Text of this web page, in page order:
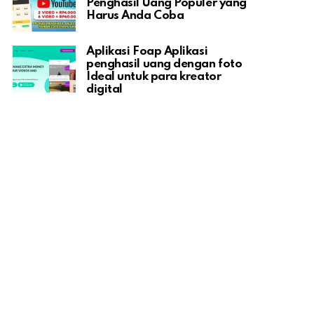
Penghasil Uang Populer yang
Harus Anda Coba
Aplikasi Foap Aplikasi
penghasil uang dengan foto
Ideal untuk para kreator
digital